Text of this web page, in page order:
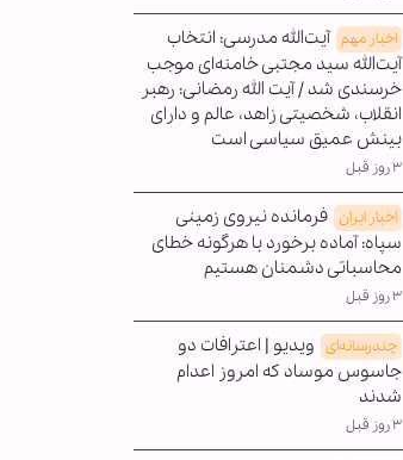
اخبار مهم آیت‌الله مدرسی: انتخاب
آیت‌الله سید مجتبی خامنه‌ای موجب
خرسندی شد / آیت الله رمضانی: رهبر
انقلاب، شخصیتی زاهد، عالم و دارای
بینش عمیق سیاسی است
۳ روز قبل
اخبار ایران فرمانده نیروی زمینی
سپاه: آماده برخورد با هرگونه خطای
محاسباتی دشمنان هستیم
۳ روز قبل
چندرسانه‌ای ویدیو | اعترافات دو
جاسوس موساد که امروز اعدام
شدند
۳ روز قبل